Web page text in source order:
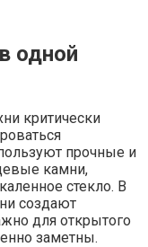
одной
критически
прочные и
камни,
стекло. В
создают
для открытого
заметны.